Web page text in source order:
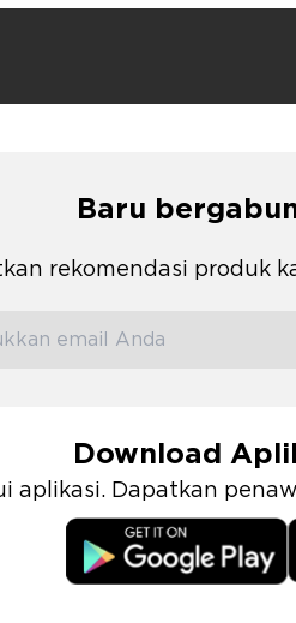
Baru
rekomendasi produk
Download
aplikasi. Dapatkan